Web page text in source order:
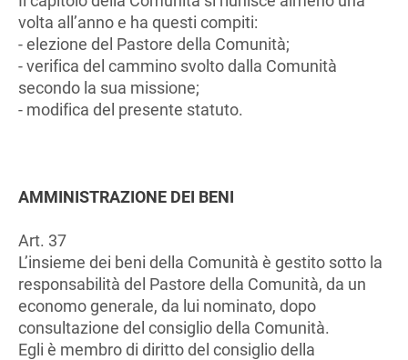
volta all’anno e ha questi compiti:
- elezione del Pastore della Comunità;
- verifica del cammino svolto dalla Comunità
secondo la sua missione;
- modifica del presente statuto.
AMMINISTRAZIONE DEI BENI
Art. 37
L’insieme dei beni della Comunità è gestito sotto la
responsabilità del Pastore della Comunità, da un
economo generale, da lui nominato, dopo
consultazione del consiglio della Comunità.
Egli è membro di diritto del consiglio della